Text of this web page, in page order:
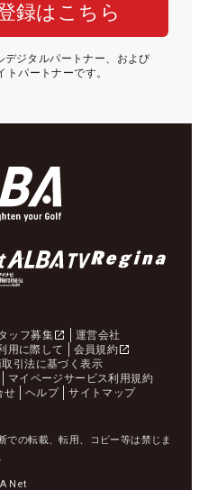
録はこちら
ジタルパートナー、および
トパートナーです。
ッフ募集
運営会社
用に際して
会員規約
引法に基づく表示
マイページサービス利用規約
せ ヘルプ サイトマップ
での転載、転用、コピー等は禁じま
Net